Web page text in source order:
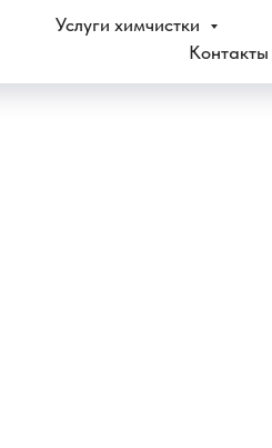
Услуги химчистки
Контакты